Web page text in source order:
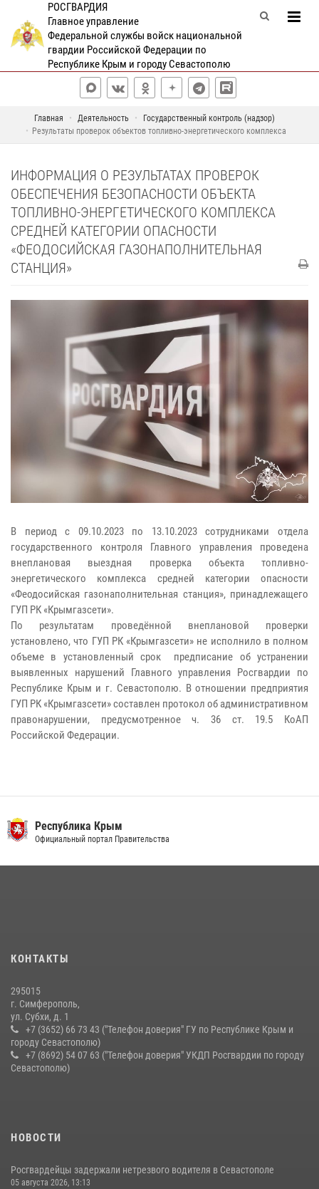
РОСГВАРДИЯ
Главное управление
Федеральной службы войск национальной
гвардии Российской Федерации по
Республике Крым и городу Севастополю
Главная Деятельность
Государственный контроль (надзор)
Результаты проверок объектов топливно-энергетического комплекса
ИНФОРМАЦИЯ О РЕЗУЛЬТАТАХ ПРОВЕРОК
ОБЕСПЕЧЕНИЯ БЕЗОПАСНОСТИ ОБЪЕКТА
ТОПЛИВНО-ЭНЕРГЕТИЧЕСКОГО КОМПЛЕКСА
СРЕДНЕЙ КАТЕГОРИИ ОПАСНОСТИ
«ФЕОДОСИЙСКАЯ ГАЗОНАПОЛНИТЕЛЬНАЯ
СТАНЦИЯ»
В период с 09.10.2023 по 13.10.2023 сотрудниками отдела
государственного контроля Главного управления проведена
внеплановая выездная проверка объекта топливно-
энергетического комплекса средней категории опасности
«Феодосийская газонаполнительная станция», принадлежащего
ГУП РК «Крымгазсети».
По результатам проведённой внеплановой проверки
установлено, что ГУП РК «Крымгазсети» не исполнило в полном
объеме в установленный срок предписание об устранении
выявленных нарушений Главного управления Росгвардии по
Республике Крым и г. Севастополю. В отношении предприятия
ГУП РК «Крымгазсети» составлен протокол об административном
правонарушении, предусмотренное ч. 36 ст. 19.5 КоАП
Российской Федерации.
Республика Крым
Официальный портал Правительства
КОНТАКТЫ
295015
г. Симферополь,
ул. Субхи, д. 1
+7 (3652) 66 73 43 ("Телефон доверия" ГУ по Республике Крым и
городу Севастополю)
+7 (8692) 54 07 63 ("Телефон доверия" УКДП Росгвардии по городу
Севастополю)
НОВОСТИ
Росгвардейцы задержали нетрезвого водителя в Севастополе
05 августа 2026, 13:13